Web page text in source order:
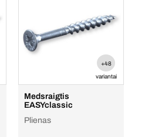
+48
variantai
Medsraigtis
EASYclassic
Plienas